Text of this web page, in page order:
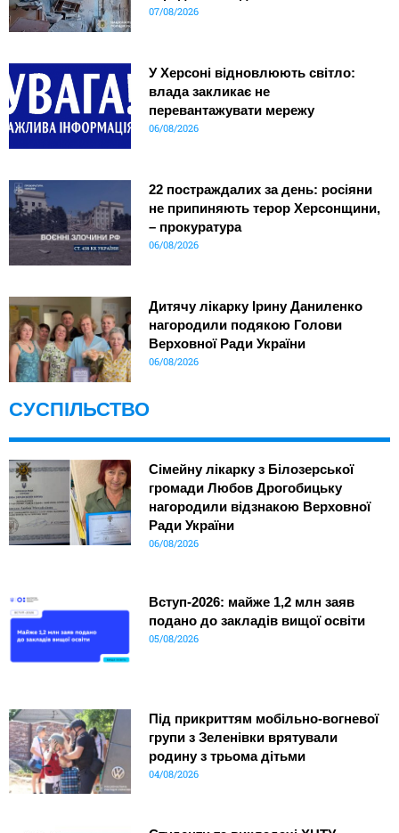
07/08/2026
У Херсоні відновлюють світло:
влада закликає не
перевантажувати мережу
06/08/2026
22 постраждалих за день: росіяни
не припиняють терор Херсонщини,
– прокуратура
06/08/2026
Дитячу лікарку Ірину Даниленко
нагородили подякою Голови
Верховної Ради України
06/08/2026
СУСПІЛЬСТВО
Сімейну лікарку з Білозерської
громади Любов Дрогобицьку
нагородили відзнакою Верховної
Ради України
06/08/2026
Вступ-2026: майже 1,2 млн заяв
подано до закладів вищої освіти
05/08/2026
Під прикриттям мобільно-вогневої
групи з Зеленівки врятували
родину з трьома дітьми
04/08/2026